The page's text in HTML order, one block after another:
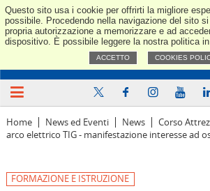
Questo sito usa i cookie per offrirti la migliore
possibile. Procedendo nella navigazione del sito
propria autorizzazione a memorizzare e ad
dispositivo. È possibile leggere la nostra politica
ACCETTO COOKIES
Home News ed Eventi News
Corso
arco elettrico TIG - manifestazione interesse ad
FORMAZIONE E ISTRUZIONE